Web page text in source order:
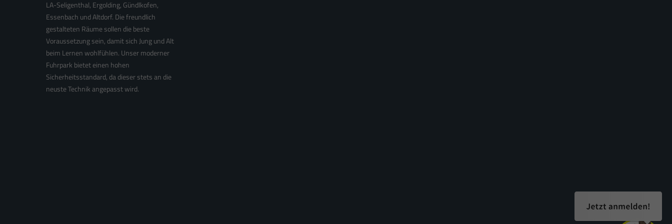
LA-Seligenthal, Ergolding, Gündlkofen,
Essenbach und Altdorf. Die freundlich
gestalteten Räume sollen die beste
Voraussetzung sein, damit sich Jung und Alt
beim Lernen wohlfühlen. Unser moderner
Fuhrpark bietet einen hohen
Sicherheitsstandard, da dieser stets an die
neuste Technik angepasst wird.